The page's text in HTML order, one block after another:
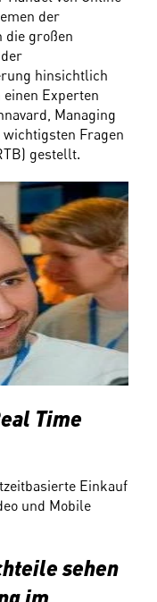
der
die großen
hinsichtlich
Experten
Managing
Fragen
gestellt.
Time
Einkauf
und Mobile
sehen